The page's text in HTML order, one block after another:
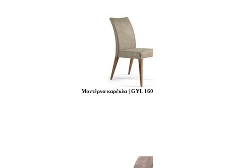
Μοντέρνα καρέκλα | GYL 160